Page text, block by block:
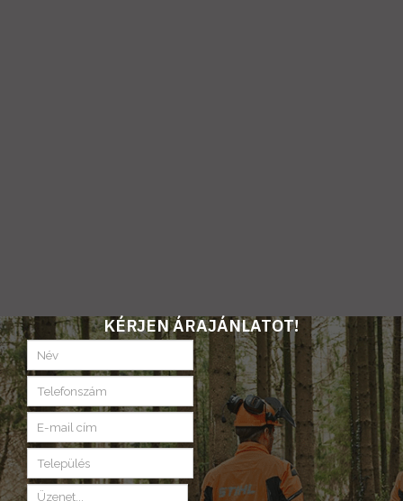
KÉRJEN ÁRAJÁNLATOT!